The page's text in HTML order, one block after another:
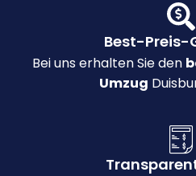
Best-Preis-
Bei uns erhalten Sie den
Umzug